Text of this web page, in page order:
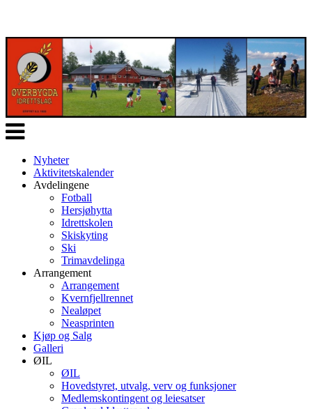
Veksle
navigasjon
Nyheter
Aktivitetskalender
Avdelingene
Fotball
Hersjøhytta
Idrettskolen
Skiskyting
Ski
Trimavdelinga
Arrangement
Arrangement
Kvernfjellrennet
Nealøpet
Neasprinten
Kjøp og Salg
Galleri
ØIL
ØIL
Hovedstyret, utvalg, verv og funksjoner
Medlemskontingent og leiesatser